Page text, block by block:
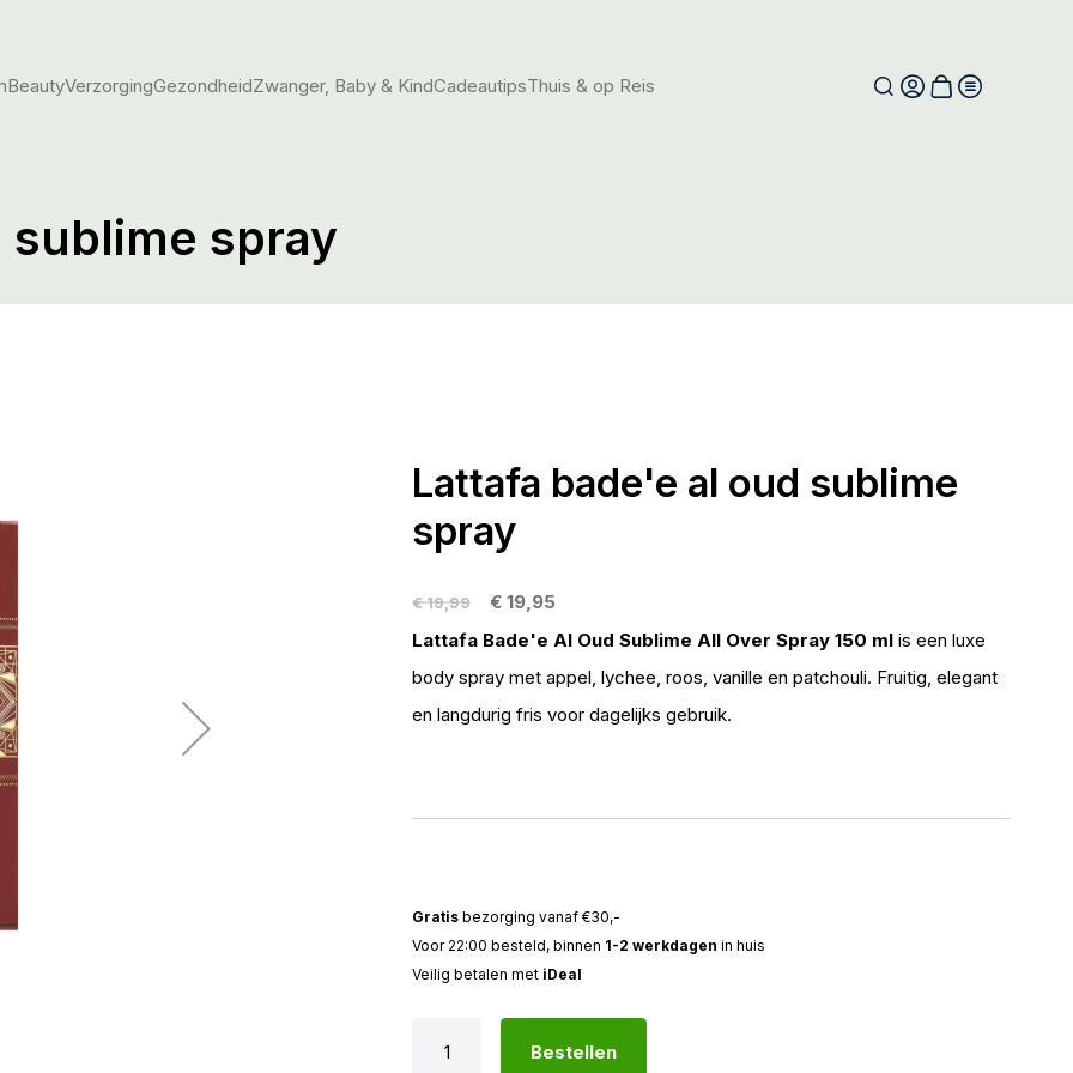
BeautyVerzorgingGezondheidZwanger, Baby & KindCadeautipsThuis & op Reis
sublime spray
Lattafa bade'e al oud sublime
spray
€ 19,95
€ 19,99
Lattafa Bade'e Al Oud Sublime All Over Spray 150 ml is een luxe
body spray met appel, lychee, roos, vanille en patchouli. Fruitig, elegant
en langdurig fris voor dagelijks gebruik.
Gratis bezorging vanaf €30,-
Voor 22:00 besteld, binnen 1-2 werkdagen in huis
Veilig betalen met iDeal
Bestellen